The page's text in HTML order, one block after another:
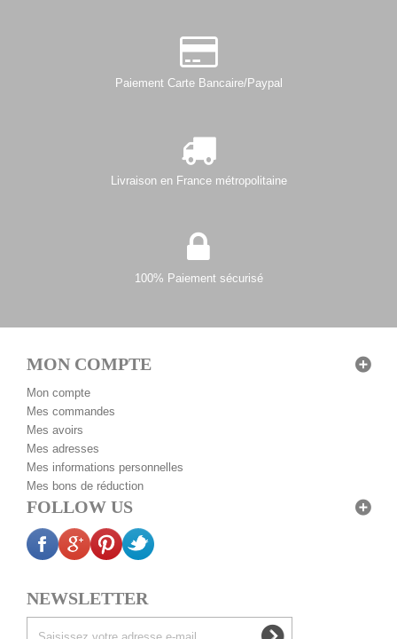
Paiement Carte Bancaire/Paypal
Livraison en France métropolitaine
100% Paiement sécurisé
MON COMPTE
Mon compte
Mes commandes
Mes avoirs
Mes adresses
Mes informations personnelles
Mes bons de réduction
FOLLOW US
NEWSLETTER